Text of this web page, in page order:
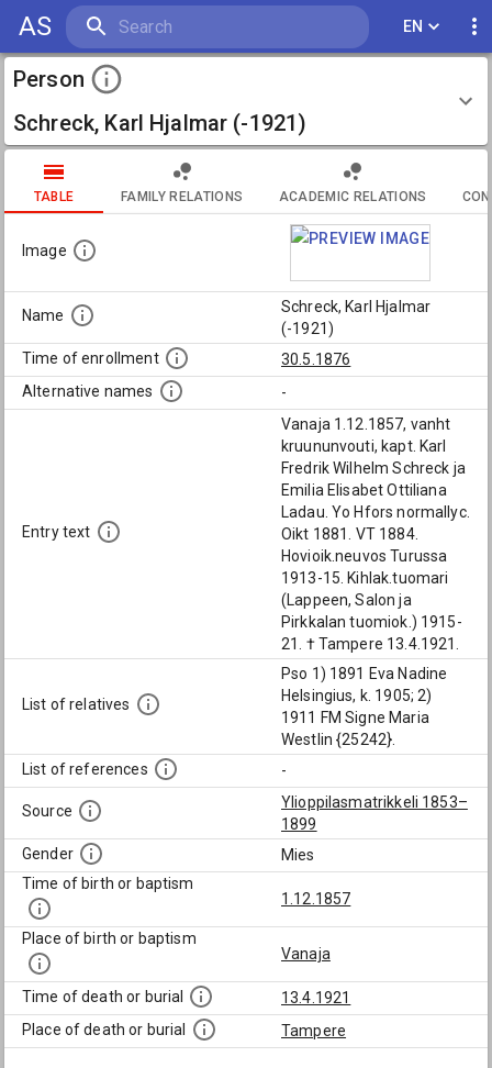
AS EN
Person
Schreck, Karl Hjalmar (-1921)
TABLE FAMILY RELATIONS ACADEMIC RELATIONS
Image
Name
Schreck, Karl Hjalmar
(-1921)
Time of enrollment
30.5.1876
Alternative names
-
Entry text
Vanaja 1.12.1857, vanht
kruununvouti, kapt. Karl
Fredrik Wilhelm Schreck ja
Emilia Elisabet Ottiliana
Ladau. Yo Hfors normallyc.
Oikt 1881. VT 1884.
Hovioik.neuvos Turussa
1913-15. Kihlak.tuomari
(Lappeen, Salon ja
Pirkkalan tuomiok.) 1915-
21. † Tampere 13.4.1921.
List of relatives
Pso 1) 1891 Eva Nadine
Helsingius, k. 1905; 2)
1911 FM Signe Maria
Westlin {25242}.
List of references
-
Source
Ylioppilasmatrikkeli 1853–
1899
Gender
Mies
Time of birth or baptism
1.12.1857
Place of birth or baptism
Vanaja
Time of death or burial
13.4.1921
Place of death or burial
Tampere